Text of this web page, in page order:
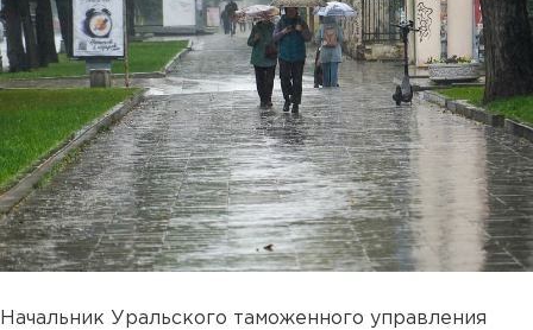
Начальник Уральского таможенного управления